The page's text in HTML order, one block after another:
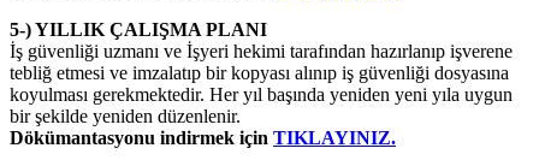
5-) YILLIK ÇALIŞMA PLANI
İş güvenliği uzmanı ve İşyeri hekimi tarafından hazırlanıp işverene
tebliğ etmesi ve imzalatıp bir kopyası alınıp iş güvenliği dosyasına
koyulması gerekmektedir. Her yıl başında yeniden yeni yıla uygun
bir şekilde yeniden düzenlenir.
Dökümantasyonu indirmek için TIKLAYINIZ.